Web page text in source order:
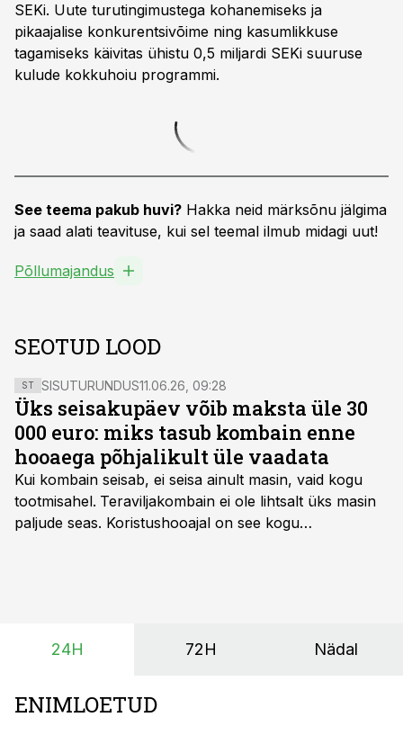
SEKi. Uute turutingimustega kohanemiseks ja
pikaajalise konkurentsivõime ning kasumlikkuse
tagamiseks käivitas ühistu 0,5 miljardi SEKi suuruse
kulude kokkuhoiu programmi.
See teema pakub huvi? Hakka neid märksõnu jälgima
ja saad alati teavituse, kui sel teemal ilmub midagi uut!
Põllumajandus
SEOTUD LOOD
ST SISUTURUNDUS11.06.26, 09:28
Üks seisakupäev võib maksta üle 30
000 euro: miks tasub kombain enne
hooaega põhjalikult üle vaadata
Kui kombain seisab, ei seisa ainult masin, vaid kogu
tootmisahel. Teraviljakombain ei ole lihtsalt üks masin
paljude seas. Koristushooajal on see kogu
24H 72H Nädal
ENIMLOETUD